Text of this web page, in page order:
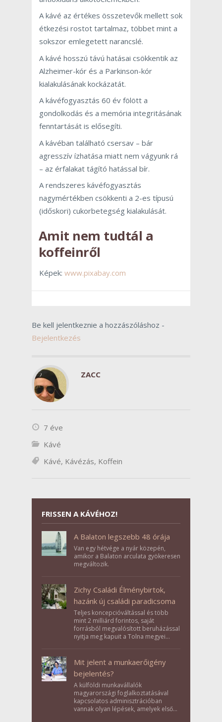
A kávé az értékes összetevők mellett sok
étkezési rostot tartalmaz, többet mint a
sokszor emlegetett narancslé.
A kávé hosszú távú hatásai csökkentik az
Alzheimer-kór és a Parkinson-kór
kialakulásának kockázatát.
A kávéfogyasztás 60 év fölött a
gondolkodás és a memória integritásának
fenntartását is elősegíti.
A kávéban található csersav – bár
agresszív ízhatása miatt nem vágyunk rá
– az érfalakat tágító hatással bír.
A rendszeres kávéfogyasztás
nagymértékben csökkenti a 2-es típusú
(időskori) cukorbetegség kialakulását.
Amit nem tudtál a
koffeinről
Képek: www.pixabay.com
Be kell jelentkeznie a hozzászóláshoz -
Bejelentkezés
ZACC
7 éve
Kávé
Kávé, Kávézás, Koffein
FRISSEN A KÁVÉHOZ!
A Balaton legszebb 48 órája
Van egy hétvége a nyár közepén,
amikor a Balaton arculata gyökeresen
megváltozik.
Zichy Családi Élménybirtok,
hazánk új családi paradicsoma
Teljes koncepcióváltással és több
mint 2 milliárd forintos, saját
forrásból megvalósított beruházással
nyitja meg kapuit a Tolna megyei
Mit jelent a munkaerőigény
bejelentés?
A külföldi munkavállalók
magyarországi foglalkoztatásával
kapcsolatos adminisztrációban
vannak olyan lépések, amelyek első